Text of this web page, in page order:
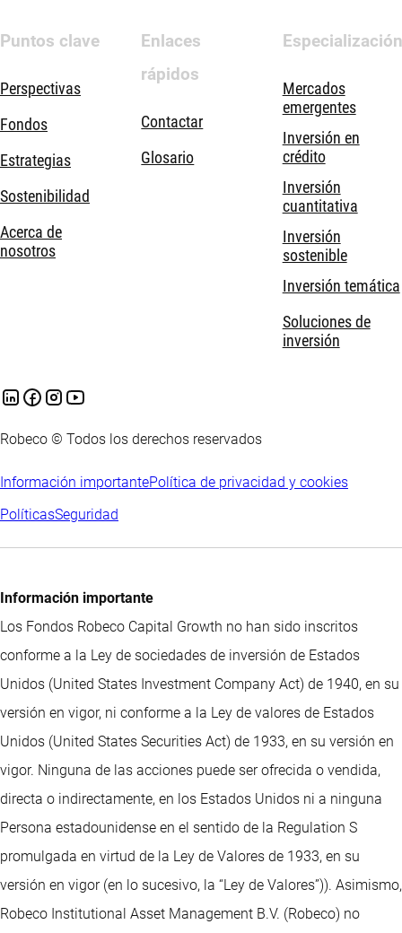
Puntos clave
Perspectivas
Fondos
Estrategias
Sostenibilidad
Acerca de
nosotros
Enlaces
rápidos
Contactar
Glosario
Especialización
Mercados
emergentes
Inversión en
crédito
Inversión
cuantitativa
Inversión
sostenible
Inversión temática
Soluciones de
inversión
Robeco © Todos los derechos reservados
Información importantePolítica de privacidad y cookies
PolíticasSeguridad
Información importante
Los Fondos Robeco Capital Growth no han sido inscritos
conforme a la Ley de sociedades de inversión de Estados
Unidos (United States Investment Company Act) de 1940, en su
versión en vigor, ni conforme a la Ley de valores de Estados
Unidos (United States Securities Act) de 1933, en su versión en
vigor. Ninguna de las acciones puede ser ofrecida o vendida,
directa o indirectamente, en los Estados Unidos ni a ninguna
Persona estadounidense en el sentido de la Regulation S
promulgada en virtud de la Ley de Valores de 1933, en su
versión en vigor (en lo sucesivo, la “Ley de Valores”)). Asimismo,
Robeco Institutional Asset Management B.V. (Robeco) no